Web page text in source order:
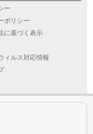
ー
ポリシー
に基づく表示
ィルス対応情報